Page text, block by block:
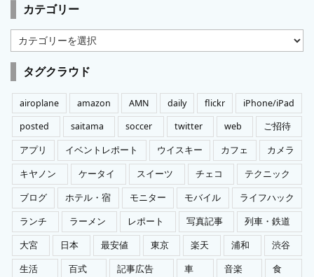
カテゴリー
テ
ゴ
ー
タグクラウド
airoplane amazon AMN daily flickr
iPhone/iPad
posted
saitama soccer twitter web
ご招待
アプリ
イベントレポート ウイスキー カフェ
カメラ
キヤノン
ケータイ スイーツ チェコ
テクニック
ブログ
ホテル・宿 モニター モバイル
ライフハック
ランチ
ラーメン レポート 写真記事
列車・鉄道
大宮
日本 最安値 東京 楽天 浦和
渋谷
生活
百式 記事広告 車 音楽 食